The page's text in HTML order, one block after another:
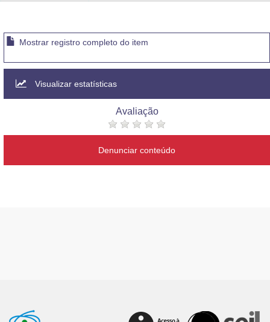
Mostrar registro completo do item
Visualizar estatísticas
Avaliação
Denunciar conteúdo